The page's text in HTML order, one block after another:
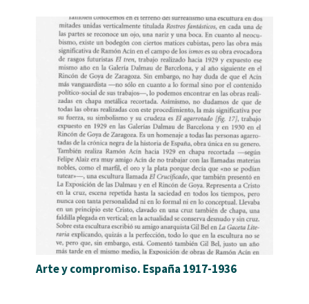
Arte y compromiso. España 1917-1936